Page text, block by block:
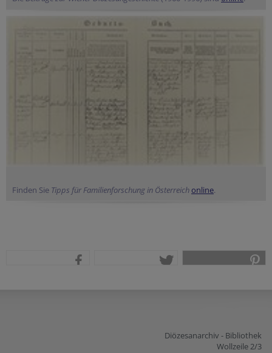
Finden Sie Tipps für Familienforschung in Österreichonline.
Diözesanarchiv - Bibliothek
Wollzeile 2/3